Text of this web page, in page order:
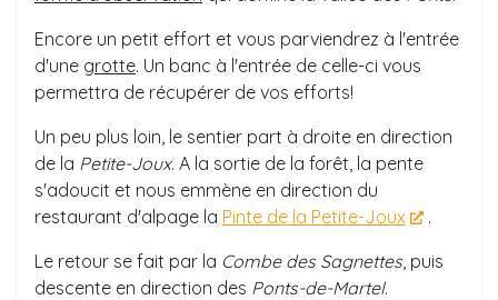
Encore un petit effort et vous parviendrez à l'entrée
d'une grotte. Un banc à l'entrée de celle-ci vous
permettra de récupérer de vos efforts!
Un peu plus loin, le sentier part à droite en direction
de la Petite-Joux. A la sortie de la forêt, la pente
s'adoucit et nous emmène en direction du
restaurant d'alpage la Pinte de la Petite-Joux
.
Le retour se fait par la Combe des Sagnettes, puis
descente en direction des Ponts-de-Martel.